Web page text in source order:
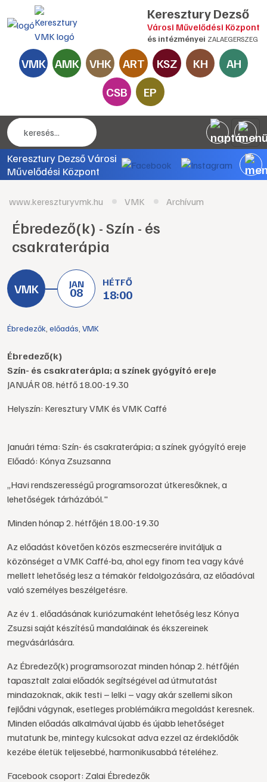
Keresztury Dezső
Városi Művelődési Központ
és intézményei ZALAEGERSZEG
VMK AMK VHK ART KSZ KH
AH
CSB
EP
Keresztury Dezső Városi
Művelődési Központ
www.kereszturyvmk.hu VMK Archívum
Ébredező(k) - Szín - és
csakraterápia
JAN
08
HÉTFŐ
18:00
Ébredezők előadás VMK
Ébredező(k)
Szín- és csakraterápia; a színek gyógyító ereje
JANUÁR 08. hétfő 18.00-19.30
Helyszín: Keresztury VMK és VMK Caffé
Januári téma: Szín- és csakraterápia; a színek gyógyító ereje
Előadó: Kónya Zsuzsanna
„Havi rendszerességű programsorozat útkeresőknek, a
lehetőségek tárházából."
Minden hónap 2. hétfőjén 18.00-19.30
Az előadást követően közös eszmecserére invitáljuk a
közönséget a VMK Caffé-ba, ahol egy finom tea vagy kávé
mellett lehetőség lesz a témakör feldolgozására, az előadóval
való személyes beszélgetésre.
Az év 1. előadásának kuriózumaként lehetőség lesz Kónya
Zsuzsi saját készítésű mandaláinak és ékszereinek
megvásárlására.
Az Ébredező(k) programsorozat minden hónap 2. hétfőjén
tapasztalt zalai előadók segítségével ad útmutatást
mindazoknak, akik testi – lelki – vagy akár szellemi síkon
fejlődni vágynak, esetleges problémáikra megoldást keresnek.
Minden előadás alkalmával újabb és újabb lehetőséget
mutatunk be, mintegy kulcsokat adva ezzel az érdeklődők
kezébe életük teljesebbé, harmonikusabbá tételéhez.
Facebook csoport: Zalai Ébredezők